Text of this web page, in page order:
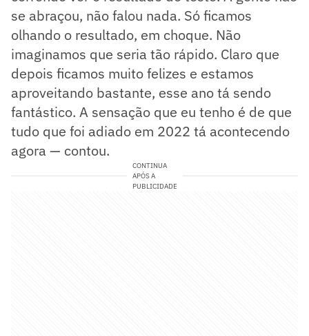
se abraçou, não falou nada. Só ficamos
olhando o resultado, em choque. Não
imaginamos que seria tão rápido. Claro que
depois ficamos muito felizes e estamos
aproveitando bastante, esse ano tá sendo
fantástico. A sensação que eu tenho é de que
tudo que foi adiado em 2022 tá acontecendo
agora — contou.
CONTINUA
APÓS A
PUBLICIDADE